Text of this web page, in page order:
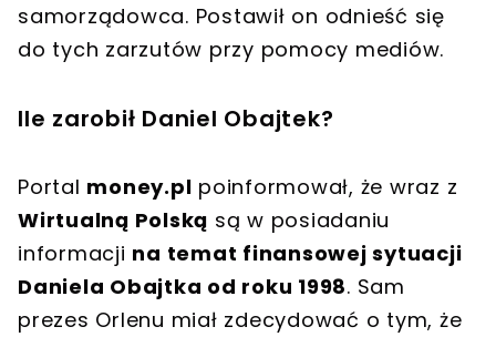
samorządowca. Postawił on odnieść się
do tych zarzutów przy pomocy mediów.
Ile zarobił Daniel Obajtek?
Portal money.pl poinformował, że wraz z
Wirtualną Polską są w posiadaniu
informacji na temat finansowej sytuacji
Daniela Obajtka od roku 1998. Sam
prezes Orlenu miał zdecydować o tym, że